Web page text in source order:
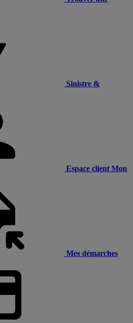
Sinistre &
Espace client Mon
Mes démarches